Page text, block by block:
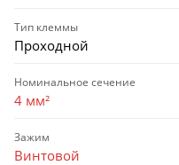
Тип клеммы
Проходной
Номинальное сечение
4 мм²
Зажим
Винтовой